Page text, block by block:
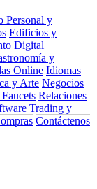
Personal y
Edificios y
Digital
y
Online Idiomas
y Arte Negocios
Relaciones
Trading y
Contáctenos